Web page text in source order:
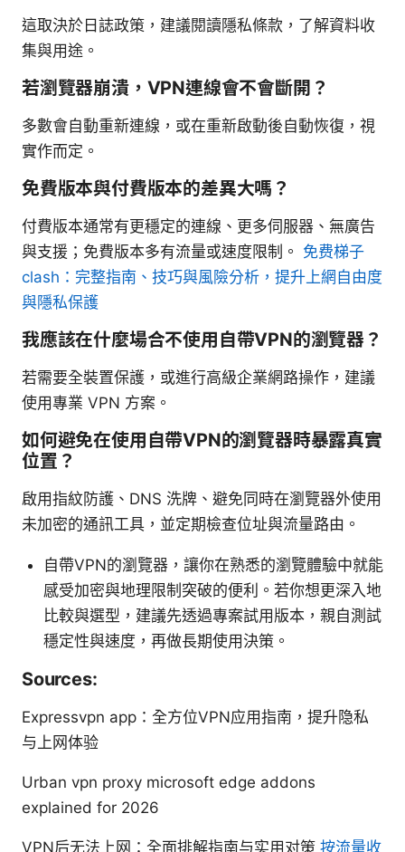
這取決於日誌政策，建議閱讀隱私條款，了解資料收
集與用途。
若瀏覽器崩潰，VPN連線會不會斷開？
多數會自動重新連線，或在重新啟動後自動恢復，視
實作而定。
免費版本與付費版本的差異大嗎？
付費版本通常有更穩定的連線、更多伺服器、無廣告
與支援；免費版本多有流量或速度限制。 免费梯子
clash：完整指南、技巧與風險分析，提升上網自由度
與隱私保護
我應該在什麼場合不使用自帶VPN的瀏覽器？
若需要全裝置保護，或進行高級企業網路操作，建議
使用專業 VPN 方案。
如何避免在使用自帶VPN的瀏覽器時暴露真實
位置？
啟用指紋防護、DNS 洗牌、避免同時在瀏覽器外使用
未加密的通訊工具，並定期檢查位址與流量路由。
自帶VPN的瀏覽器，讓你在熟悉的瀏覽體驗中就能
感受加密與地理限制突破的便利。若你想更深入地
比較與選型，建議先透過專案試用版本，親自測試
穩定性與速度，再做長期使用決策。
Sources:
Expressvpn app：全方位VPN应用指南，提升隐私
与上网体验
Urban vpn proxy microsoft edge addons
explained for 2026
VPN后无法上网：全面排解指南与实用对策 按流量收